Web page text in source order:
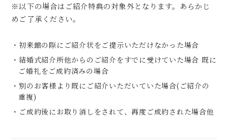
※以下の場合はご紹介特典の対象外となります。あらかじ
めご了承ください。
・初来館の際にご紹介状をご提示いただけなかった場合
・結婚式紹介所他からのご紹介をすでに受けていた場合 既に
ご婚礼をご成約済みの場合
・別のお客様より既にご紹介いただいていた場合(ご紹介の
重複)
・ご成約後にお取り消しをされて、再度ご成約された場合他